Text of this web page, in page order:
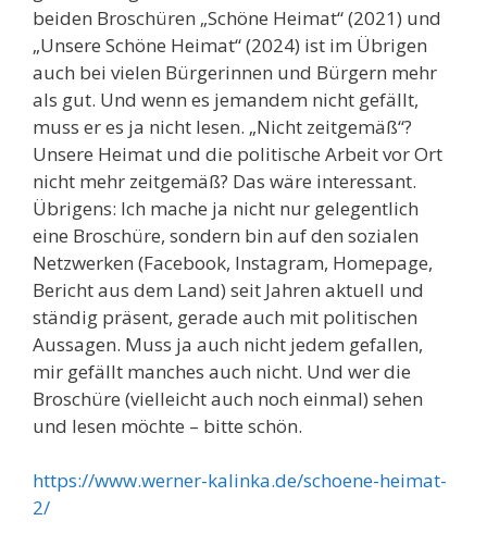
beiden Broschüren „Schöne Heimat“ (2021) und
„Unsere Schöne Heimat“ (2024) ist im Übrigen
auch bei vielen Bürgerinnen und Bürgern mehr
als gut. Und wenn es jemandem nicht gefällt,
muss er es ja nicht lesen. „Nicht zeitgemäß“?
Unsere Heimat und die politische Arbeit vor Ort
nicht mehr zeitgemäß? Das wäre interessant.
Übrigens: Ich mache ja nicht nur gelegentlich
eine Broschüre, sondern bin auf den sozialen
Netzwerken (Facebook, Instagram, Homepage,
Bericht aus dem Land) seit Jahren aktuell und
ständig präsent, gerade auch mit politischen
Aussagen. Muss ja auch nicht jedem gefallen,
mir gefällt manches auch nicht. Und wer die
Broschüre (vielleicht auch noch einmal) sehen
und lesen möchte – bitte schön.
https://www.werner-kalinka.de/schoene-heimat-
2/